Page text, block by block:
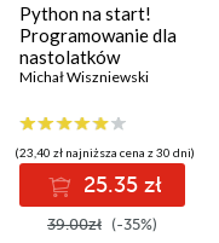
Python na start!
Programowanie dla
nastolatków
Michał Wiszniewski
(23,40 zł najniższa cena z 30 dni)
25.35 zł
39.00zł (-35%)